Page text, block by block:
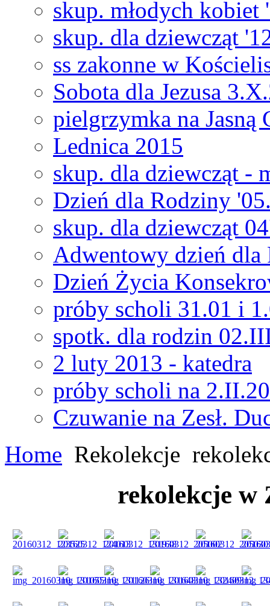
skup. młodych kobiet
skup. dla dziewcząt
ss zakonne w
Sobota dla Jezusa
pielgrzymka na Jasną
Lednica 2015
skup. dla dziewcząt -
Dzień dla Rodziny
skup. dla dziewcząt
Adwentowy dzień dla
Dzień Życia
próby scholi 31.01 i
spotk. dla rodzin
2 luty 2013 - katedra
próby scholi na
Czuwanie na Zesł.
Home Rekolekcje
rekolekcje w